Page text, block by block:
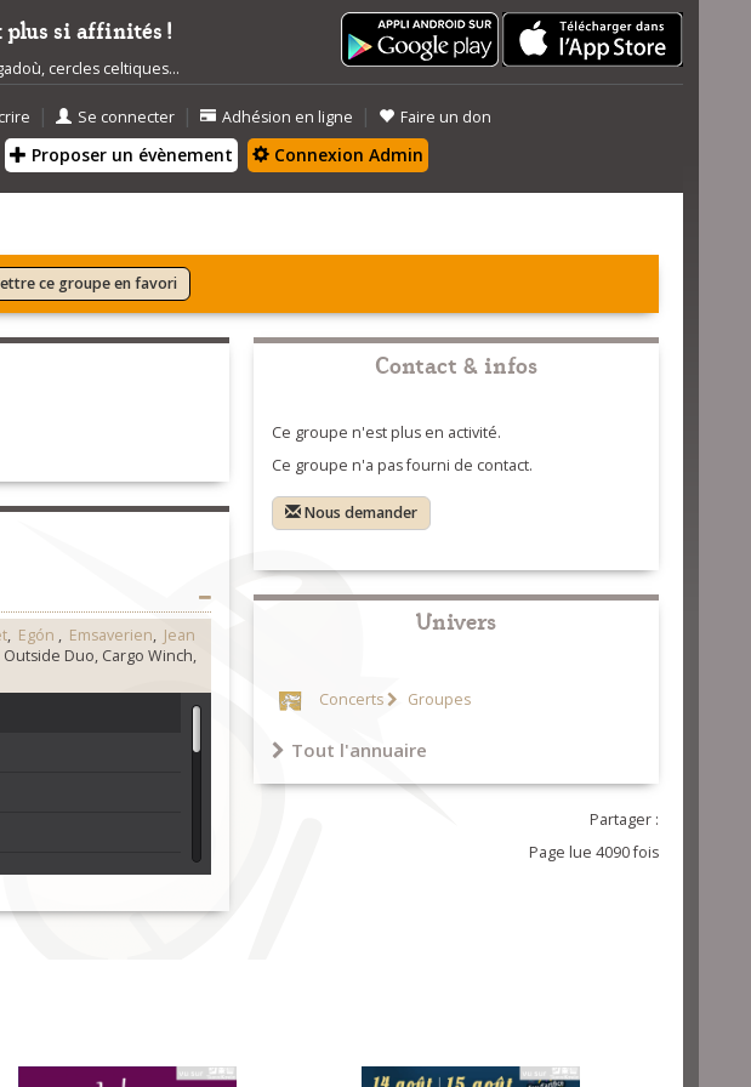
plus si affinités !
cercles celtiques...
| Se connecter | Adhésion en ligne | Faire un don
Proposer un évènement Connexion Admin
ce groupe en favori
, Egón , Emsaverien, Jean
Duo, Cargo Winch,
Contact & infos
Ce groupe n'est plus en activité.
Ce groupe n'a pas fourni de contact.
Nous demander
Univers
Concerts Groupes
Tout l'annuaire
Partager :
Page lue 4090 fois